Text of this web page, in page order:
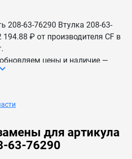
для артикула
63-76290
208-63-76290 Втулка 208-63-
194.88 ₽ от производителя CF в
цены и наличие —
Втулка 208-63-76290 по